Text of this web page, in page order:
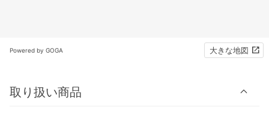
Powered by GOGA 大きな地図
取り扱い商品